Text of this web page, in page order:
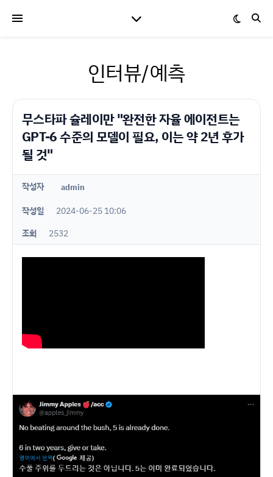
인터뷰/예측
무스타파 슐레이만 "완전한 자율 에이전트는
GPT-6 수준의 모델이 필요, 이는 약 2년 후가
될 것"
작성자 admin
작성일
2024-06-25 10:06
조회
2532